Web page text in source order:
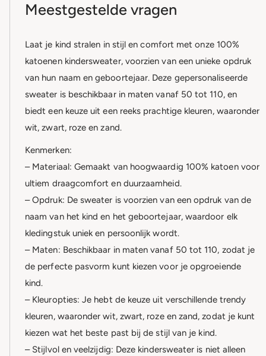
Meestgestelde vragen
Laat je kind stralen in stijl en comfort met onze 100%
katoenen kindersweater, voorzien van een unieke opdruk
van hun naam en geboortejaar. Deze gepersonaliseerde
sweater is beschikbaar in maten vanaf 50 tot 110, en
biedt een keuze uit een reeks prachtige kleuren, waaronder
wit, zwart, roze en zand.
Kenmerken:
– Materiaal: Gemaakt van hoogwaardig 100% katoen voor
ultiem draagcomfort en duurzaamheid.
– Opdruk: De sweater is voorzien van een opdruk van de
naam van het kind en het geboortejaar, waardoor elk
kledingstuk uniek en persoonlijk wordt.
– Maten: Beschikbaar in maten vanaf 50 tot 110, zodat je
de perfecte pasvorm kunt kiezen voor je opgroeiende
kind.
– Kleuropties: Je hebt de keuze uit verschillende trendy
kleuren, waaronder wit, zwart, roze en zand, zodat je kunt
kiezen wat het beste past bij de stijl van je kind.
– Stijlvol en veelzijdig: Deze kindersweater is niet alleen